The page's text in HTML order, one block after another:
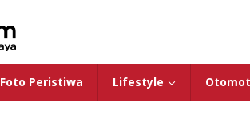
Foto Peristiwa Lifestyle